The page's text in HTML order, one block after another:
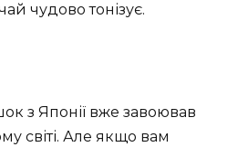
чудово тонізує.
з Японії вже завоював
світі. Але якщо вам